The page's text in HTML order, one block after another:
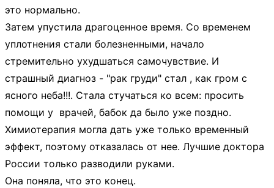
это нормально.
Затем упустила драгоценное время. Со временем
уплотнения стали болезненными, начало
стремительно ухудшаться самочувствие. И
страшный диагноз - "рак груди" стал , как гром с
ясного неба!!!. Стала стучаться ко всем: просить
помощи у врачей, бабок да было уже поздно.
Химиотерапия могла дать уже только временный
эффект, поэтому отказалась от нее. Лучшие доктора
России только разводили руками.
Она поняла, что это конец.